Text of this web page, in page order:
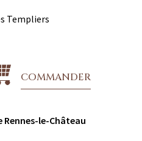
Templiers
COMMANDER
le-Château